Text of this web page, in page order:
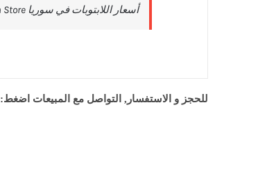
للحجز و الاستفسار, التواصل مع المبيعات اضغط: